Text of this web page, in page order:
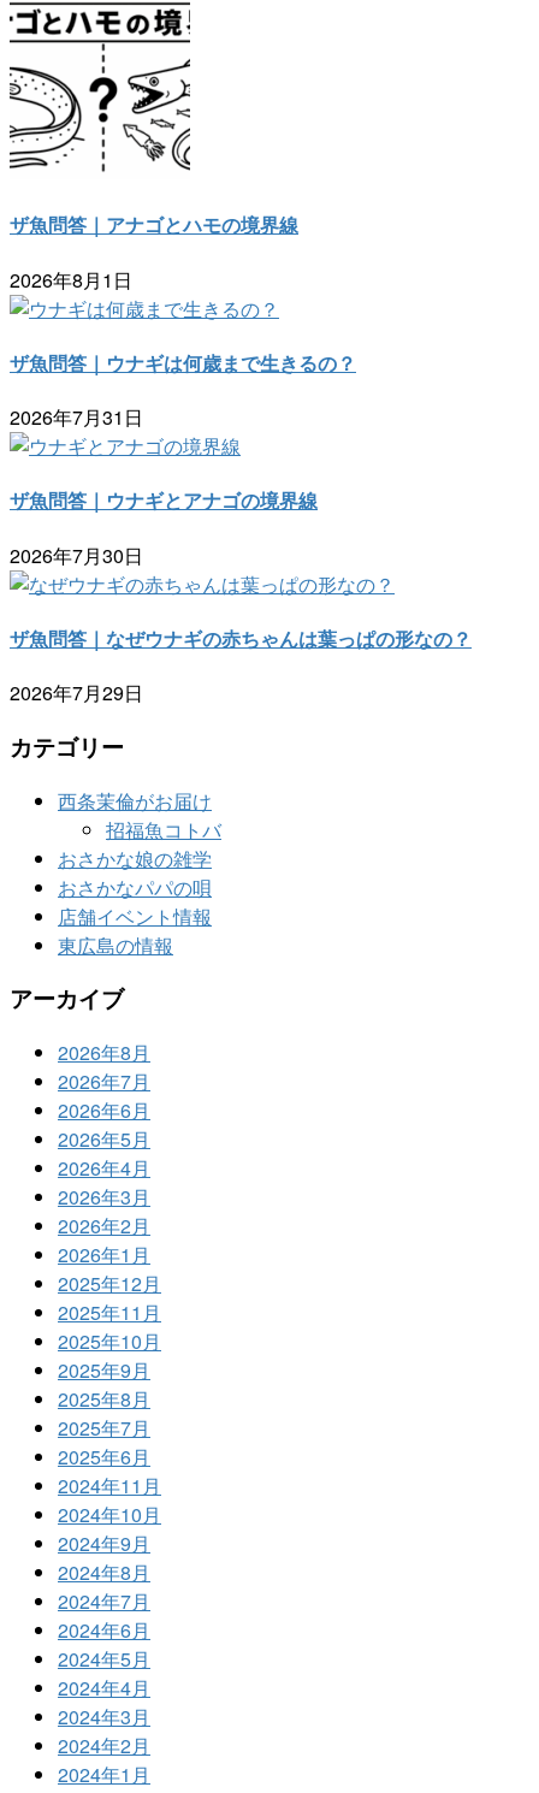
ザ魚問答｜アナゴとハモの境界線
2026年8月1日
ザ魚問答｜ウナギは何歳まで生きるの？
2026年7月31日
ザ魚問答｜ウナギとアナゴの境界線
2026年7月30日
ザ魚問答｜なぜウナギの赤ちゃんは葉っぱの形なの？
2026年7月29日
カテゴリー
西条茉倫がお届け
招福魚コトバ
おさかな娘の雑学
おさかなパパの唄
店舗イベント情報
東広島の情報
アーカイブ
2026年8月
2026年7月
2026年6月
2026年5月
2026年4月
2026年3月
2026年2月
2026年1月
2025年12月
2025年11月
2025年10月
2025年9月
2025年8月
2025年7月
2025年6月
2024年11月
2024年10月
2024年9月
2024年8月
2024年7月
2024年6月
2024年5月
2024年4月
2024年3月
2024年2月
2024年1月